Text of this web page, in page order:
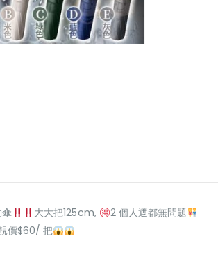
大大把125cm,
2 個人遮都無問題
價$60/ 把